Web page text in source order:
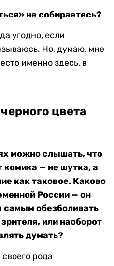
не собираетесь?
угодно, если
Но, думаю, мне
именно здесь, в
цвета
можно слышать, что
комика — не шутка, а
как таковое. Каково
России — он
самым обезболивать
или наоборот
думать?
рода